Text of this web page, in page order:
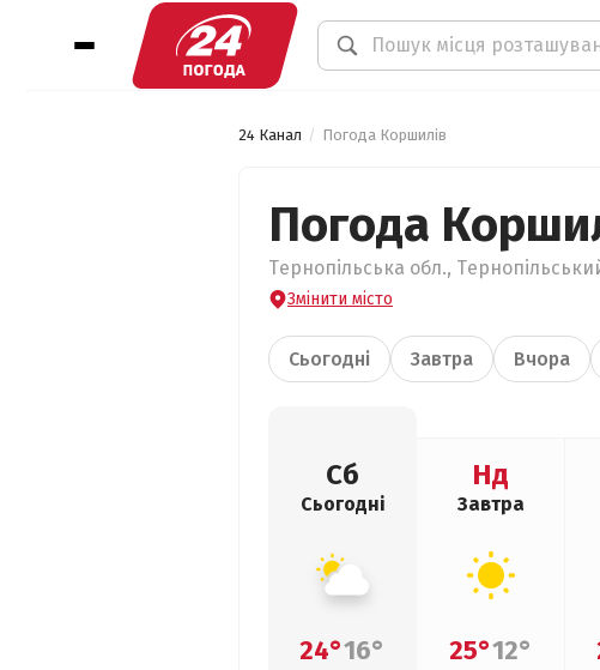
24 Канал Погода Коршилів
Погода
Тернопільська обл.,
Змінити місто
Сьогодні Завтра Вчора
Сб
Сьогодні
24°16°
Нд
Завтра
25°12°